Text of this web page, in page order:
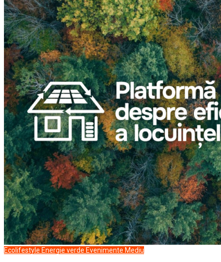
Ecolifestyle Energie verde Evenimente Mediu